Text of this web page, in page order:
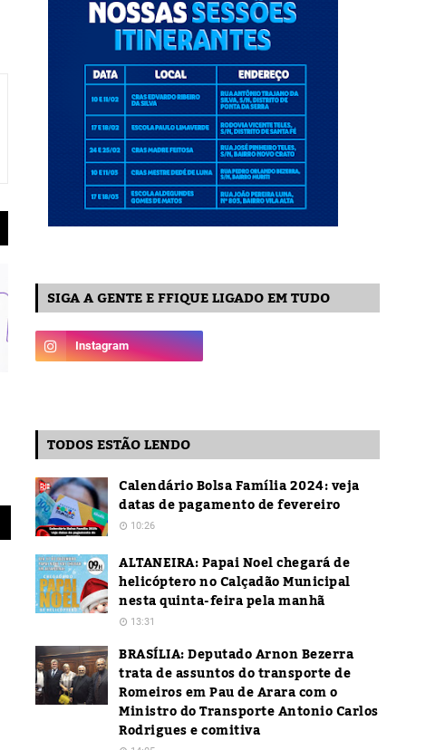
SIGA A GENTE E FFIQUE LIGADO EM TUDO
TODOS ESTÃO LENDO
Calendário Bolsa Família 2024: veja
datas de pagamento de fevereiro
10:26
ALTANEIRA: Papai Noel chegará de
helicóptero no Calçadão Municipal
nesta quinta-feira pela manhã
13:31
BRASÍLIA: Deputado Arnon Bezerra
trata de assuntos do transporte de
Romeiros em Pau de Arara com o
Ministro do Transporte Antonio Carlos
Rodrigues e comitiva